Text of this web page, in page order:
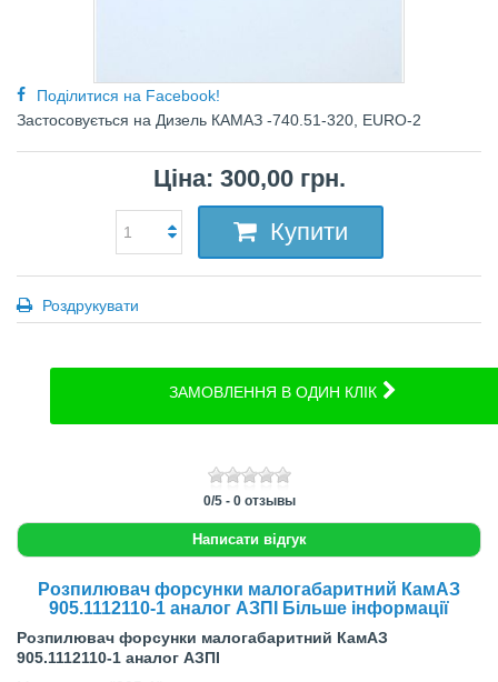
Поділитися на Facebook!
Застосовується нa Дизель КАМАЗ -740.51-320, EURO-2
Ціна: 300,00 грн.
Купити
Роздрукувати
ЗАМОВЛЕННЯ В ОДИН КЛІК
0/5- 0отзывы
Написати відгук
Розпилювач форсунки малогабаритний КамАЗ
905.1112110-1 аналог АЗПІ Більше інформації
Розпилювач форсунки малогабаритний КамАЗ
905.1112110-1 аналог АЗПІ